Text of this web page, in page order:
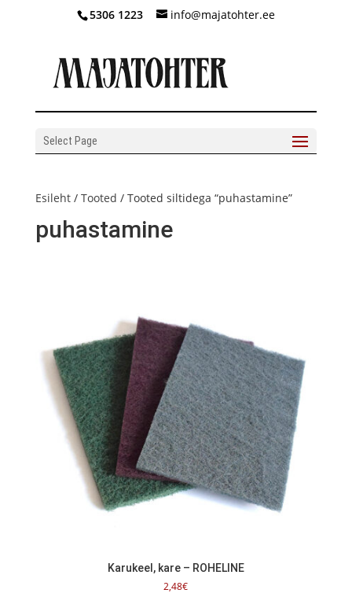
5306 1223 info@majatohter.ee
Select Page
Esileht/ Tooted / Tooted siltidega “puhastamine”
puhastamine
Karukeel, kare – ROHELINE
2,48€